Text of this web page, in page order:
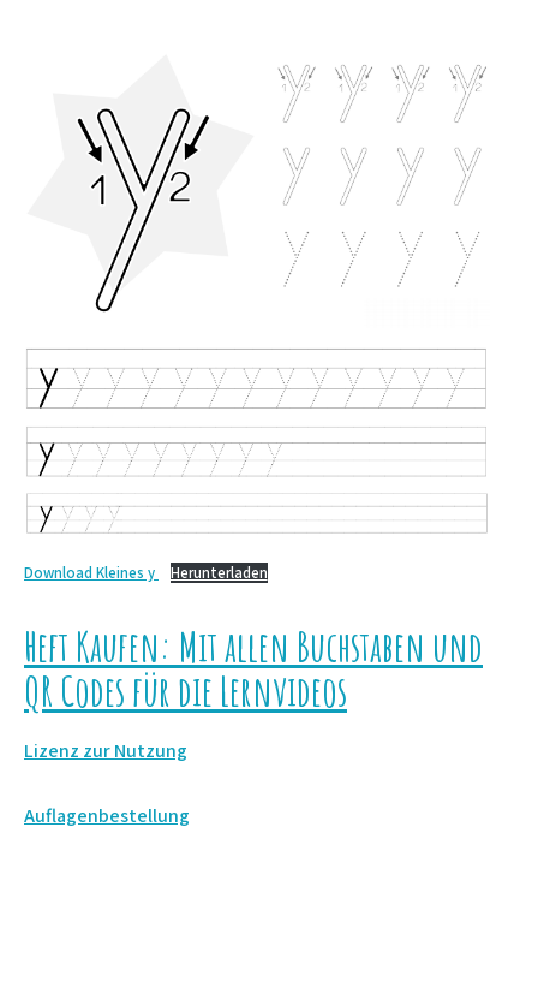
Download Kleines y Herunterladen
Heft Kaufen: Mit allen Buchstaben und
QR Codes für die Lernvideos
Lizenz zur Nutzung
Auflagenbestellung